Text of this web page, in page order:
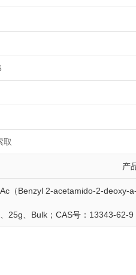
Standards
AbD Serotec
取
产
（Benzyl 2-acetamido-2-
25g、Bulk；CAS号：13343-62-